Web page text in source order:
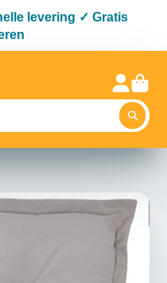
levering ✓ Gratis